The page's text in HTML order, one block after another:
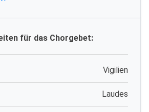
für das Chorgebet:
Vigilien
Laudes